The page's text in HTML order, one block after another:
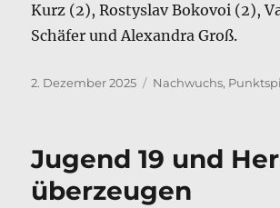
Kurz (2), Rostyslav Bokovoi (2),
Schäfer und Alexandra Groß.
Veröffentlicht
2. Dezember 2025 Kategorien
Nachwuchs,
Jugend 19 und
überzeugen